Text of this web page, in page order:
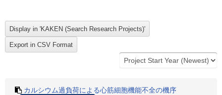
カルシウム過負荷による心筋細胞機能不全の機序